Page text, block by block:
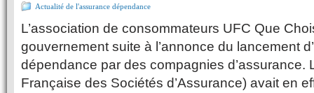
Actualité de l'assurance dépendance
L’association de consommateurs UFC Que
gouvernement suite à l’annonce du lancement
dépendance par des compagnies d’assurance.
Française des Sociétés d’Assurance) avait en